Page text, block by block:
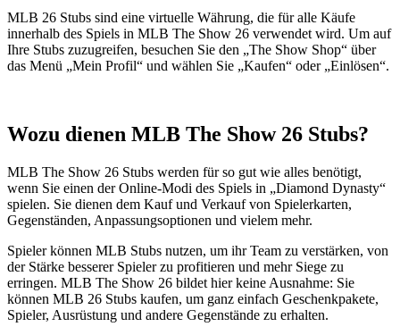
MLB 26 Stubs sind eine virtuelle Währung, die für alle Käufe
innerhalb des Spiels in MLB The Show 26 verwendet wird. Um auf
Ihre Stubs zuzugreifen, besuchen Sie den „The Show Shop“ über
das Menü „Mein Profil“ und wählen Sie „Kaufen“ oder „Einlösen“.
Wozu dienen MLB The Show 26 Stubs?
MLB The Show 26 Stubs werden für so gut wie alles benötigt,
wenn Sie einen der Online-Modi des Spiels in „Diamond Dynasty“
spielen. Sie dienen dem Kauf und Verkauf von Spielerkarten,
Gegenständen, Anpassungsoptionen und vielem mehr.
Spieler können MLB Stubs nutzen, um ihr Team zu verstärken, von
der Stärke besserer Spieler zu profitieren und mehr Siege zu
erringen. MLB The Show 26 bildet hier keine Ausnahme: Sie
können MLB 26 Stubs kaufen, um ganz einfach Geschenkpakete,
Spieler, Ausrüstung und andere Gegenstände zu erhalten.